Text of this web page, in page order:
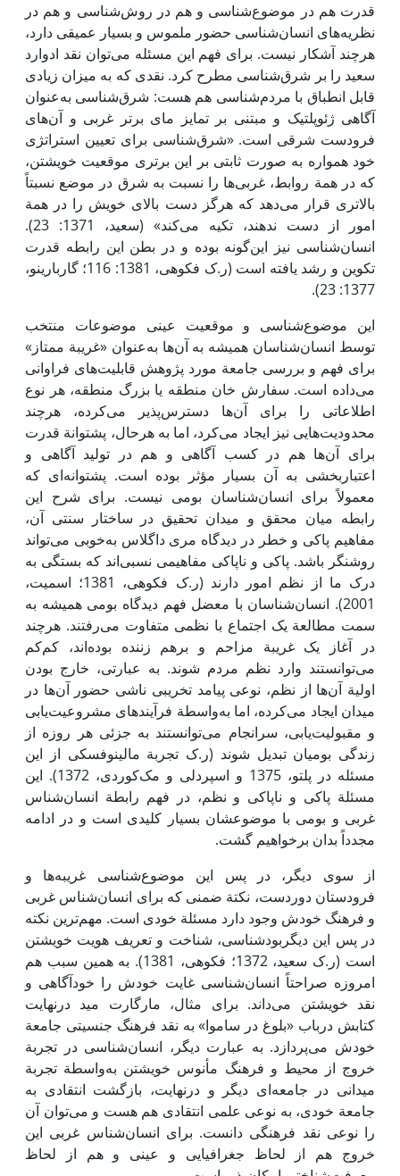
قدرت هم در موضوع‌شناسی و هم در روش‌شناسی و هم در
نظریه‌های انسان‌شناسی حضور ملموس و بسیار عمیقی دارد،
هرچند آشکار نیست. برای فهم‌ این مسئله می‌توان نقد ادوارد
سعید را بر شرق‌شناسی مطرح کرد. نقدی که به میزان زیادی
قابل انطباق با مردم‌شناسی هم هست: شرق‌شناسی به‌عنوان
آگاهی ژئوپلتیک و مبتنی بر تمایز مای برتر غربی و آن‌های
فرودست شرقی است. «شرق‌شناسی برای تعیین استراتژی
خود همواره به صورت ثابتی بر‌ این برتری موقعیت خویشتن،
که در همة روابط، غربی‌ها را نسبت به شرق در موضع نسبتاً
بالاتری قرار می‌دهد که هرگز دست بالای خویش را در همة
امور از دست ندهند، تکیه می‌کند» (سعید، 1371: 23).
انسان‌شناسی نیز ‌این‌گونه بوده و در بطن‌ این رابطه قدرت
تکوین و رشد یافته است (ر.ک فکوهی، 1381: 116؛ گاربارینو،
1377: 23).
این موضوع‌شناسی و موقعیت عینی موضوعات منتخب
توسط انسان‌شناسان همیشه به آن‌ها به‌عنوان «غریبة ممتاز»
برای فهم و بررسی جامعة مورد پژوهش قابلیت‌های فراوانی
می‌داده است. سفارش خان منطقه یا بزرگ منطقه، هر نوع
اطلاعاتی را برای آن‌ها دسترس‌پذیر می‌کرده، هرچند
محدودیت‌هایی نیز ‌ایجاد می‌کرد، اما به هرحال، پشتوانة قدرت
برای آن‌ها هم در کسب آگاهی و هم در تولید آگاهی و
اعتباربخشی به آن بسیار مؤثر بوده است. پشتوانه‌ای که
معمولاً برای انسان‌شناسان بومی ‌نیست. برای شرح ‌این
رابطه میان محقق و میدان تحقیق در ساختار سنتی آن،
مفاهیم پاکی و خطر در دیدگاه مری داگلاس به‌خوبی می‌تواند
روشنگر باشد. پاکی و ناپاکی مفاهیمی نسبی‌اند که بستگی به
درک ما از نظم امور دارند (ر.ک فکوهی، 1381؛ اسمیت،
2001). انسان‌شناسان با معضل فهم دیدگاه بومی ‌همیشه به
سمت مطالعة یک اجتماع با نظمی ‌متفاوت می‌رفتند. هرچند
در آغاز یک غریبة مزاحم و برهم زننده بوده‌اند، کم‌کم
می‌توانستند وارد نظم مردم شوند. به عبارتی، خارج بودن
اولیة آن‌ها از نظم، نوعی پیامد تخریبی ناشی حضور آن‌ها در
میدان ‌ایجاد می‌کرده، اما به‌واسطة فرآیندهای مشروعیت‌یابی
و مقبولیت‌یابی، سرانجام می‌توانستند به جزئی هر روزه از
زندگی بومیان تبدیل شوند (ر.ک تجربة مالینوفسکی از‌ این
مسئله در پلتو، 1375 و اسپردلی و مک‌کوردی، 1372). ‌این
مسئلة پاکی و ناپاکی و نظم، در فهم رابطة انسان‌شناس
غربی و بومی ‌با موضوعشان بسیار کلیدی است و در ادامه
مجدداً بدان برخواهیم گشت.
از سوی دیگر، در پس‌ این موضوع‌شناسی غریبه‌ها و
فرودستان دوردست، نکتة ضمنی که برای انسان‌شناس غربی
و فرهنگ خودش وجود دارد مسئلة خودی است. مهم‌ترین نکته
در پس ‌این دیگربودشناسی، شناخت و تعریف هویت خویشتن
است (ر.ک سعید، 1372؛ فکوهی، 1381). به همین سبب هم
امروزه صراحتاً انسان‌شناسی غایت خودش را خودآگاهی و
نقد خویشتن می‌داند. برای مثال، مارگارت مید درنهایت
کتابش درباب «بلوغ در ساموا» به نقد فرهنگ جنسیتی جامعة
خودش می‌پردازد. به عبارت دیگر، انسان‌شناسی در تجربة
خروج از محیط و فرهنگ مأنوس خویشتن به‌واسطة تجربة
میدانی در جامعه‌ای دیگر و درنهایت، بازگشت انتقادی به
جامعة خودی، به نوعی علمی انتقادی هم هست و می‌توان آن
را نوعی نقد فرهنگی دانست. برای انسان‌شناس غربی ‌این
خروج هم از لحاظ جغرافیایی و عینی و هم از لحاظ